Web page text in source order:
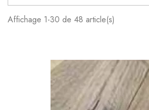
Affichage 1-30 de 48 article(s)